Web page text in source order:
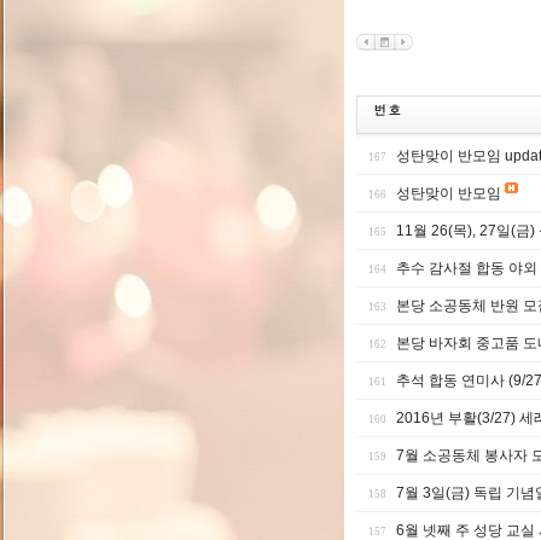
167 성탄맞이 반모임
166 성탄맞이 반모임
165 11월 26(목), 27일(금)
164 추수 감사절 합동 야외
163 본당 소공동체 반원 모
162 본당 바자회 중고품
161 추석 합동 연미사 (9/
160 2016년 부활(3/27) 세
159 7월 소공동체 봉사자
158 7월 3일(금) 독립 기
157 6월 넷째 주 성당 교실